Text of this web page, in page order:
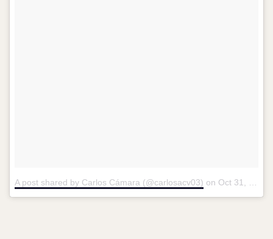
A post shared by Carlos Cámara (@carlosacv03) on Oct 31, 2016 at 5:37pm PDT